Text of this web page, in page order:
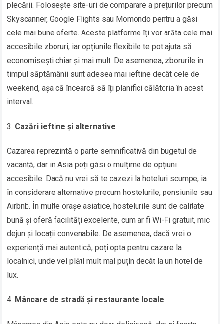
plecării. Folosește site-uri de comparare a prețurilor precum
Skyscanner, Google Flights sau Momondo pentru a găsi
cele mai bune oferte. Aceste platforme îți vor arăta cele mai
accesibile zboruri, iar opțiunile flexibile te pot ajuta să
economisești chiar și mai mult. De asemenea, zborurile în
timpul săptămânii sunt adesea mai ieftine decât cele de
weekend, așa că încearcă să îți planifici călătoria în acest
interval.
Cazări ieftine și alternative
Cazarea reprezintă o parte semnificativă din bugetul de
vacanță, dar în Asia poți găsi o mulțime de opțiuni
accesibile. Dacă nu vrei să te cazezi la hoteluri scumpe, ia
în considerare alternative precum hostelurile, pensiunile sau
Airbnb. În multe orașe asiatice, hostelurile sunt de calitate
bună și oferă facilități excelente, cum ar fi Wi-Fi gratuit, mic
dejun și locații convenabile. De asemenea, dacă vrei o
experiență mai autentică, poți opta pentru cazare la
localnici, unde vei plăti mult mai puțin decât la un hotel de
lux.
Mâncare de stradă și restaurante locale